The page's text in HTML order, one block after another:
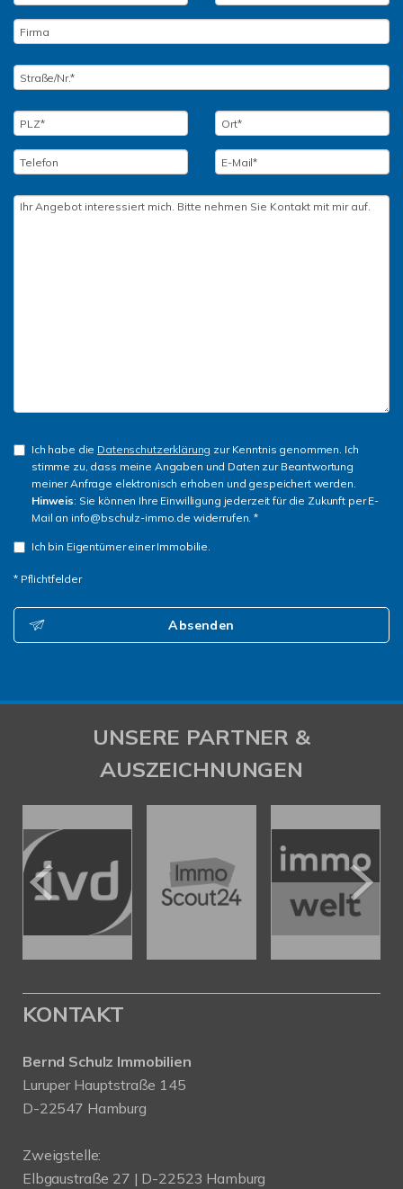
Ich habe die Datenschutzerklärung zur Kenntnis genommen. Ich
stimme zu, dass meine Angaben und Daten zur Beantwortung
meiner Anfrage elektronisch erhoben und gespeichert werden.
Hinweis: Sie können Ihre Einwilligung jederzeit für die Zukunft per E-
Mail an info@bschulz-immo.de widerrufen. *
Ich bin Eigentümer einer Immobilie.
* Pflichtfelder
Absenden
UNSERE PARTNER &
AUSZEICHNUNGEN
KONTAKT
Bernd Schulz Immobilien
Luruper Hauptstraße 145
D-22547 Hamburg
Zweigstelle:
Elbgaustraße 27 | D-22523 Hamburg